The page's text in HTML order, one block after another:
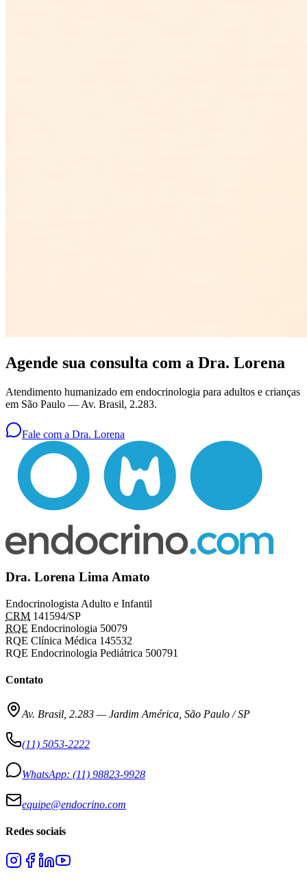
Agende sua consulta com a Dra. Lorena
Atendimento humanizado em endocrinologia para adultos e crianças
em São Paulo — Av. Brasil, 2.283.
Fale com a Dra. Lorena
Dra. Lorena Lima Amato
Endocrinologista Adulto e Infantil
CRM 141594/SP
RQE Endocrinologia 50079
RQE Clínica Médica 145532
RQE Endocrinologia Pediátrica 500791
Contato
Av. Brasil, 2.283 —Jardim América, São Paulo / SP
(11) 5053-2222
WhatsApp: (11) 98823-9928
equipe@endocrino.com
Redes sociais